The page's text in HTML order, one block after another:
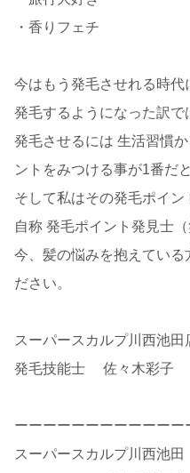
・香りフェチ
今はもう発毛させれる時
発毛するようになった訳で
発毛させるには 生活習慣
ントをみつける事が1番だ
そして私はその発毛ポイン
自称 発毛ポイント発見士（
今、髪の悩みを抱えている
ださい。
スーパースカルプ川西池田
発毛技能士 佐々木彩子
ーーーーーーーーーーーー
スーパースカルプ川西池田